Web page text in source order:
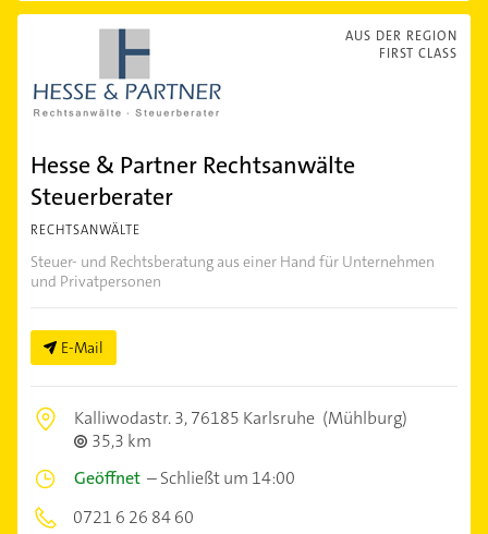
AUS DER REGION
FIRST CLASS
Hesse & Partner Rechtsanwälte
Steuerberater
RECHTSANWÄLTE
Steuer- und Rechtsberatung aus einer Hand für Unternehmen
und Privatpersonen
E-Mail
Kalliwodastr. 3,76185 Karlsruhe (Mühlburg)
35,3 km
Geöffnet –Schließt um 14:00
0721 6 26 84 60